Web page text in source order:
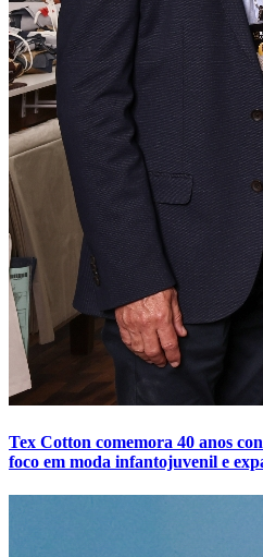
Tex Cotton comemora 40 anos
foco em moda infantojuvenil e